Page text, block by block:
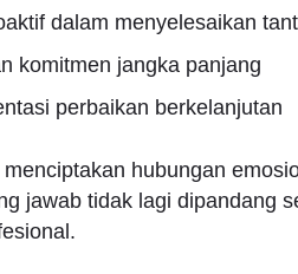
dalam menyelesaikan
komitmen jangka panjang
perbaikan berkelanjutan
hubungan
jawab tidak lagi dipandang